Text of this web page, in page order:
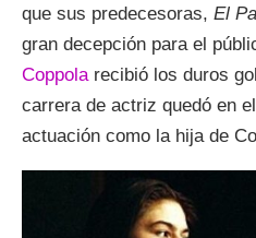
que sus predecesoras, El
gran decepción para el
Coppolarecibió los duros
carrera de actriz quedó en
actuación como la hija de